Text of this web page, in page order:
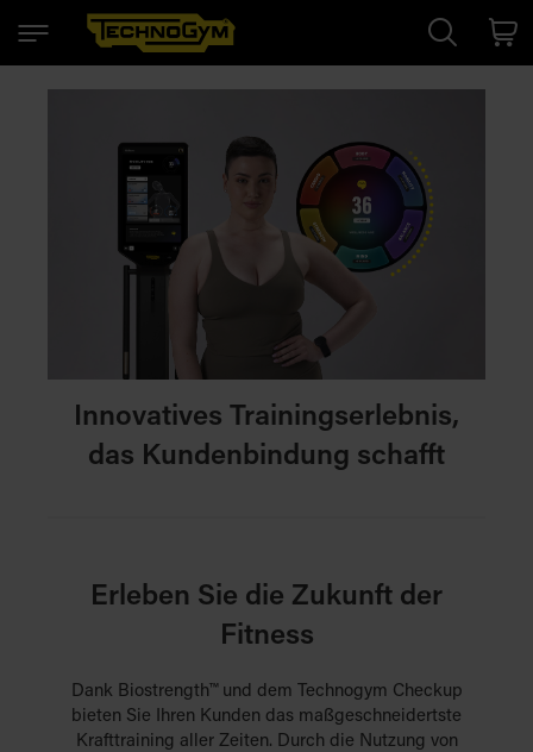
Cart
Innovatives Trainingserlebnis,
das Kundenbindung schafft
Erleben Sie die Zukunft der
Fitness
Dank Biostrength™ und dem Technogym Checkup
bieten Sie Ihren Kunden das maßgeschneidertste
Krafttraining aller Zeiten. Durch die Nutzung von